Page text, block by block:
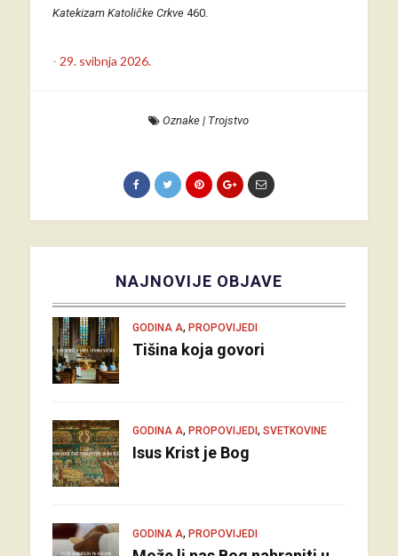
Katekizam Katoličke Crkve 460.
- 29. svibnja 2026.
Oznake | Trojstvo
NAJNOVIJE OBJAVE
GODINA A, PROPOVIJEDI
Tišina koja govori
GODINA A, PROPOVIJEDI, SVETKOVINE
Isus Krist je Bog
GODINA A, PROPOVIJEDI